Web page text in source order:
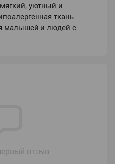
уютный и
ткань
малышей и людей с
отзыв